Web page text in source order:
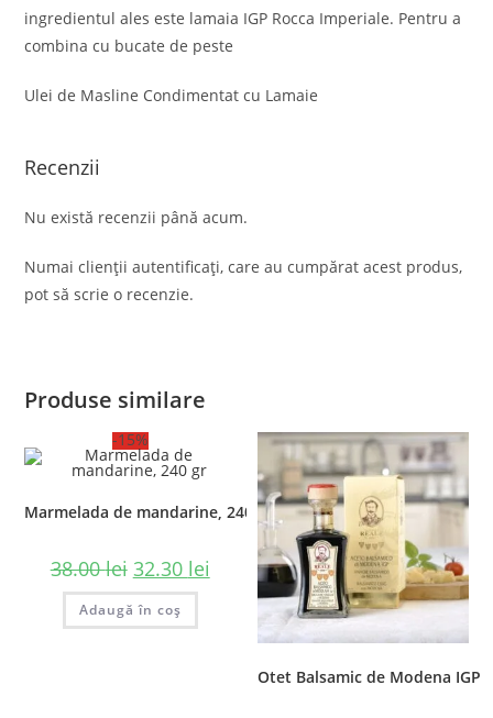
ingredientul ales este lamaia IGP Rocca Imperiale. Pentru a
combina cu bucate de peste
Ulei de Masline Condimentat cu Lamaie
Recenzii
Nu există recenzii până acum.
Numai clienții autentificați, care au cumpărat acest produs,
pot să scrie o recenzie.
Produse similare
-15%
Marmelada de mandarine, 240 gr
38.00lei 32.30 lei
Adaugă în coș
Otet Balsamic de Modena IGP